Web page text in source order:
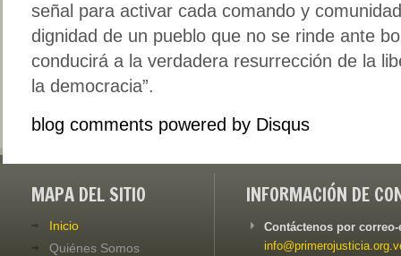
señal para activar cada comando y
dignidad de un pueblo que no se rinde ante
conducirá a la verdadera resurrección de la
la democracia”.
blog comments powered by Disqus
MAPA DEL SITIO
Inicio
Quiénes Somos
INFORMACIÓN DE
Contáctenos por